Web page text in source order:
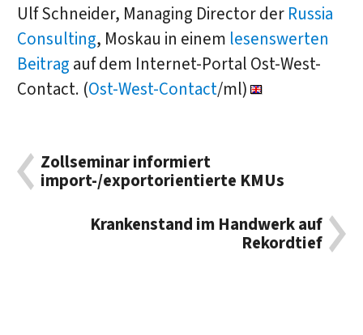
Ulf Schneider, Managing Director der Russia
Consulting, Moskau in einem lesenswerten
Beitrag auf dem Internet-Portal Ost-West-
Contact. (Ost-West-Contact/ml)
Zollseminar informiert
import-/exportorientierte KMUs
Krankenstand im Handwerk auf
Rekordtief